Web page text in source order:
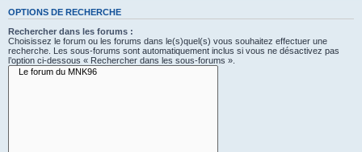
OPTIONS DE RECHERCHE
Rechercher dans les forums :
Choisissez le forum ou les forums dans le(s)quel(s) vous souhaitez effectuer une
recherche. Les sous-forums sont automatiquement inclus si vous ne désactivez pas
l’option ci-dessous « Rechercher dans les sous-forums ».